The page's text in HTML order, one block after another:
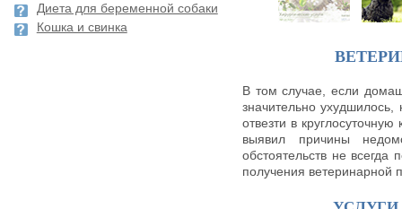
В том случае, если
значительно
отвезти в
выявил причины
обстоятельств не всегда
получения ветеринарной
Диета для беременной собаки
Кошка и свинка